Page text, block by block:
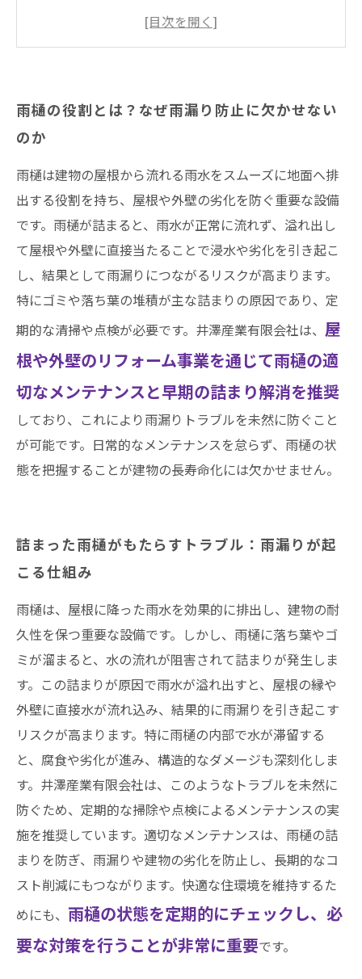
法とは？
イントまとめ
雨漏りトラブルを未然に防ぐための雨樋メンテ
ナンスの重要性
専門家が教える雨樋詰まり対策とリフォームの
ベストタイミング
まとめ
井澤産業有限会社│ 熱田区・南区・瑞穂区・港
区・中川区など名古屋市内および愛知県での施
工実績はこちら
雨樋の役割とは？なぜ雨漏り防止に欠かせない
のか
雨樋は建物の屋根から流れる雨水をスムーズに地面へ排
出する役割を持ち、屋根や外壁の劣化を防ぐ重要な設備
です。雨樋が詰まると、雨水が正常に流れず、溢れ出し
て屋根や外壁に直接当たることで浸水や劣化を引き起こ
し、結果として雨漏りにつながるリスクが高まります。
特にゴミや落ち葉の堆積が主な詰まりの原因であり、定
期的な清掃や点検が必要です。井澤産業有限会社は、 屋
根や外壁のリフォーム事業を通じて雨樋の適
切なメンテナンスと早期の詰まり解消を推奨
しており、これにより雨漏りトラブルを未然に防ぐこと
が可能です。日常的なメンテナンスを怠らず、雨樋の状
態を把握することが建物の長寿命化には欠かせません。
詰まった雨樋がもたらすトラブル：雨漏りが起
こる仕組み
雨樋は、屋根に降った雨水を効果的に排出し、建物の耐
久性を保つ重要な設備です。しかし、雨樋に落ち葉やゴ
ミが溜まると、水の流れが阻害されて詰まりが発生しま
す。この詰まりが原因で雨水が溢れ出すと、屋根の縁や
外壁に直接水が流れ込み、結果的に雨漏りを引き起こす
リスクが高まります。特に雨樋の内部で水が滞留する
と、腐食や劣化が進み、構造的なダメージも深刻化しま
す。井澤産業有限会社は、このようなトラブルを未然に
防ぐため、定期的な掃除や点検によるメンテナンスの実
施を推奨しています。適切なメンテナンスは、雨樋の詰
まりを防ぎ、雨漏りや建物の劣化を防止し、長期的なコ
スト削減にもつながります。快適な住環境を維持するた
めにも、 雨樋の状態を定期的にチェックし、必
要な対策を行うことが非常に重要です。